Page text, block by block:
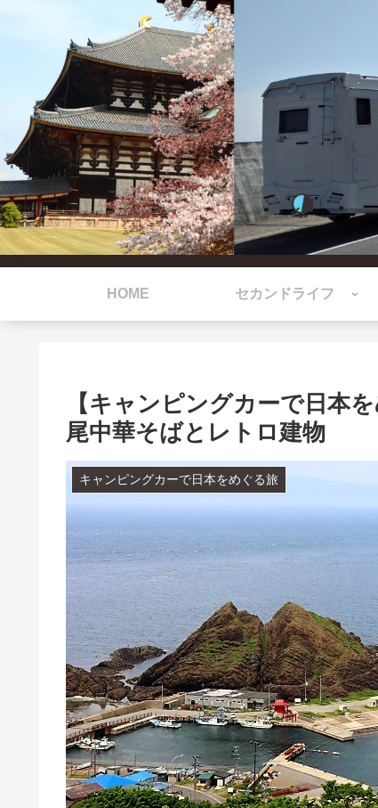
HOME セカンドライフ
【キャンピングカーで日本
尾中華そばとレトロ建物
キャンピングカーで日本をめぐる旅